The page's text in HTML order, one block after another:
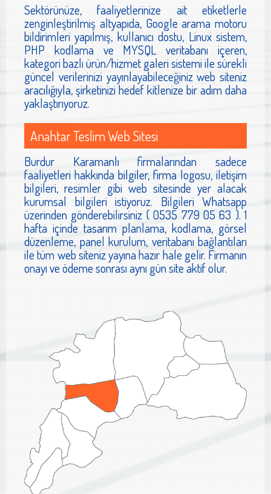
Sektörünüze, faaliyetlerinize ait etiketlerle
zenginleştirilmiş altyapıda, Google arama motoru
bildirimleri yapılmış, kullanıcı dostu, Linux sistem,
PHP kodlama ve MYSQL veritabanı içeren,
kategori bazlı ürün/hizmet galeri sistemi ile sürekli
güncel verilerinizi yayınlayabileceğiniz web siteniz
aracılığıyla, şirketinizi hedef kitlenize bir adım daha
yaklaştırıyoruz.
Anahtar Teslim Web Sitesi
Burdur Karamanlı firmalarından sadece
faaliyetleri hakkında bilgiler, firma logosu, iletişim
bilgileri, resimler gibi web sitesinde yer alacak
kurumsal bilgileri istiyoruz. Bilgileri Whatsapp
üzerinden gönderebilirsiniz ( 0535 779 05 63 ). 1
hafta içinde tasarım planlama, kodlama, görsel
düzenleme, panel kurulum, veritabanı bağlantıları
ile tüm web siteniz yayına hazır hale gelir. Firmanın
onayı ve ödeme sonrası aynı gün site aktif olur.